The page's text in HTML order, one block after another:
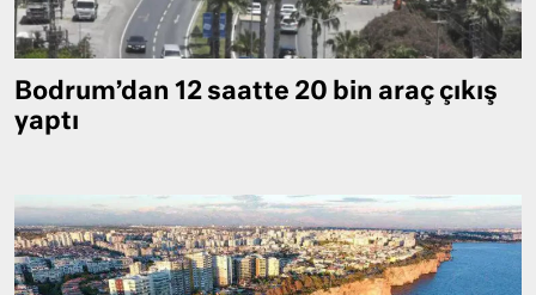
Bodrum’dan 12 saatte 20 bin araç çıkış
yaptı